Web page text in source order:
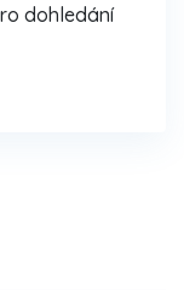
dohledání